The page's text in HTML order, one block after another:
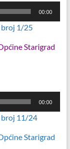
00:00
broj 1/25
Starigrad
00:00
broj 11/24
Starigrad